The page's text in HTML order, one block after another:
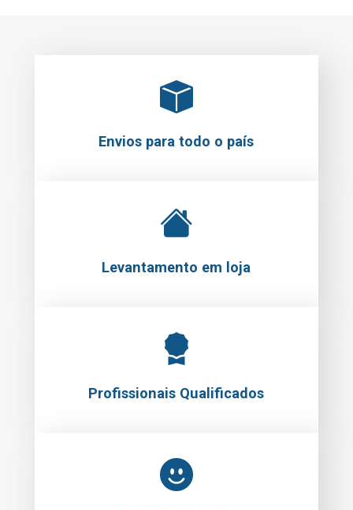
Envios para todo o país
Levantamento em loja
Profissionais Qualificados